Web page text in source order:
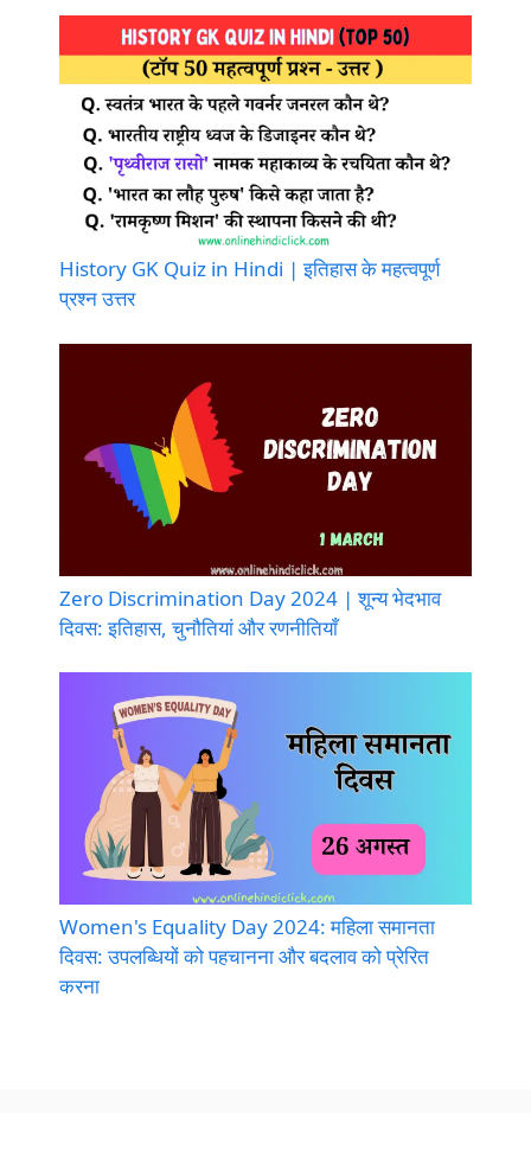
History GK Quiz in Hindi | इतिहास के महत्वपूर्ण
प्रश्न उत्तर
Zero Discrimination Day 2024 | शून्य भेदभाव
दिवस: इतिहास, चुनौतियां और रणनीतियाँ
Women's Equality Day 2024: महिला समानता
दिवस: उपलब्धियों को पहचानना और बदलाव को प्रेरित
करना